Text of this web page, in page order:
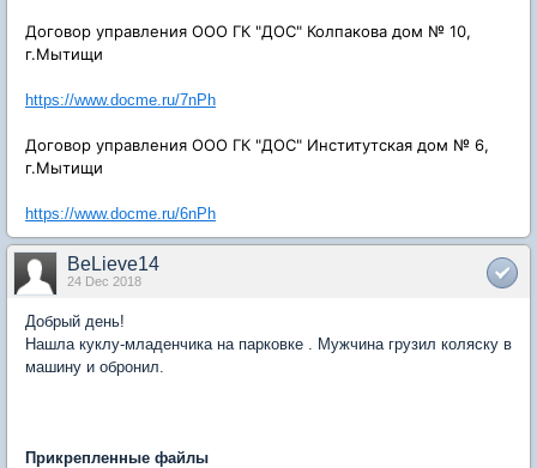
Договор управления ООО ГК "ДОС" Колпакова дом № 10,
г.Мытищи
https://www.docme.ru/7nPh
Договор управления ООО ГК "ДОС" Институтская дом № 6,
г.Мытищи
https://www.docme.ru/6nPh
BeLieve14
24 Dec 2018
Добрый день!
Нашла куклу-младенчика на парковке . Мужчина грузил коляску в
машину и обронил.
Прикрепленные файлы